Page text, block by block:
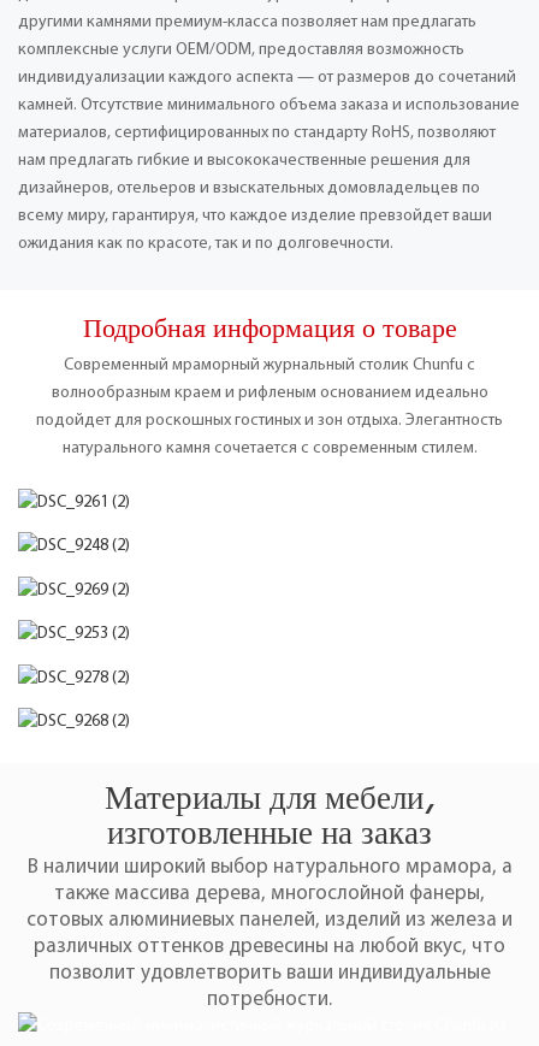
другими камнями премиум-класса позволяет нам предлагать
комплексные услуги OEM/ODM, предоставляя возможность
индивидуализации каждого аспекта — от размеров до сочетаний
камней. Отсутствие минимального объема заказа и использование
материалов, сертифицированных по стандарту RoHS, позволяют
нам предлагать гибкие и высококачественные решения для
дизайнеров, отельеров и взыскательных домовладельцев по
всему миру, гарантируя, что каждое изделие превзойдет ваши
ожидания как по красоте, так и по долговечности.
Подробная информация о товаре
Современный мраморный журнальный столик Chunfu с
волнообразным краем и рифленым основанием идеально
подойдет для роскошных гостиных и зон отдыха. Элегантность
натурального камня сочетается с современным стилем.
Материалы для мебели,
изготовленные на заказ
В наличии широкий выбор натурального мрамора, а
также массива дерева, многослойной фанеры,
сотовых алюминиевых панелей, изделий из железа и
различных оттенков древесины на любой вкус, что
позволит удовлетворить ваши индивидуальные
потребности.